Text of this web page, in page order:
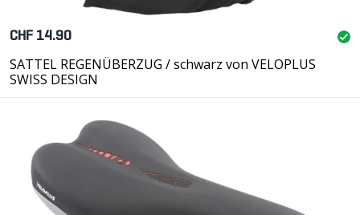
CHF 14.90
SATTEL REGENÜBERZUG / schwarz von VELOPLUS
SWISS DESIGN